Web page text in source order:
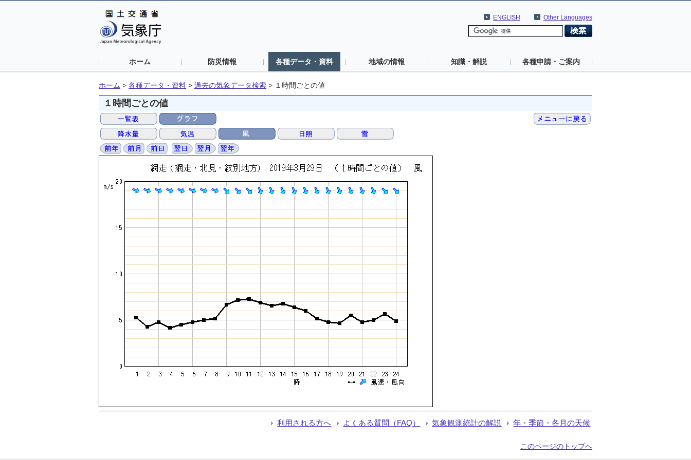
Other Languages
ENGLISH
ホーム 防災情報 各種データ・資料 地域の情報 知識・解説 各種申請・ご案内
ホーム > 各種データ・資料 > 過去の気象データ検索 > １時間ごとの値
１時間ごとの値
利用される方へ よくある質問（FAQ） 気象観測統計の解説 年・季節・各月の天候
このページのトップへ